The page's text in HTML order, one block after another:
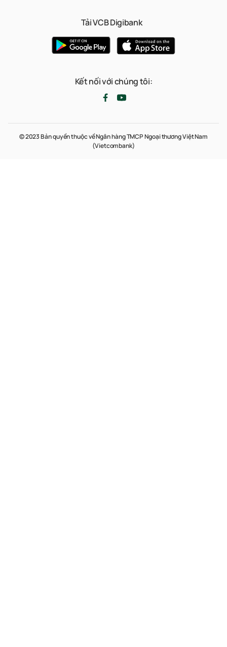
Tải VCB Digibank
Kết nối với chúng tôi:
© 2023 Bản quyền thuộc về Ngân hàng TMCP Ngoại thương Việt Nam
(Vietcombank)